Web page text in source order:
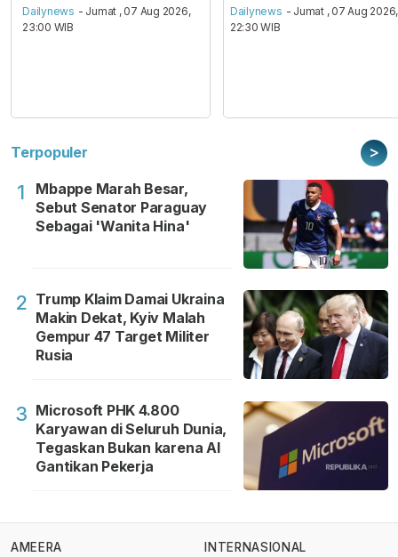
Dailynews - Jumat , 07 Aug 2026,
23:00 WIB
Dailynews - Jumat , 07 Aug 2026,
22:30 WIB
Terpopuler >
1
Mbappe Marah Besar,
Sebut Senator Paraguay
Sebagai 'Wanita Hina'
2 Trump Klaim Damai Ukraina
Makin Dekat, Kyiv Malah
Gempur 47 Target Militer
Rusia
3 Microsoft PHK 4.800
Karyawan di Seluruh Dunia,
Tegaskan Bukan karena AI
Gantikan Pekerja
AMEERA INTERNASIONAL